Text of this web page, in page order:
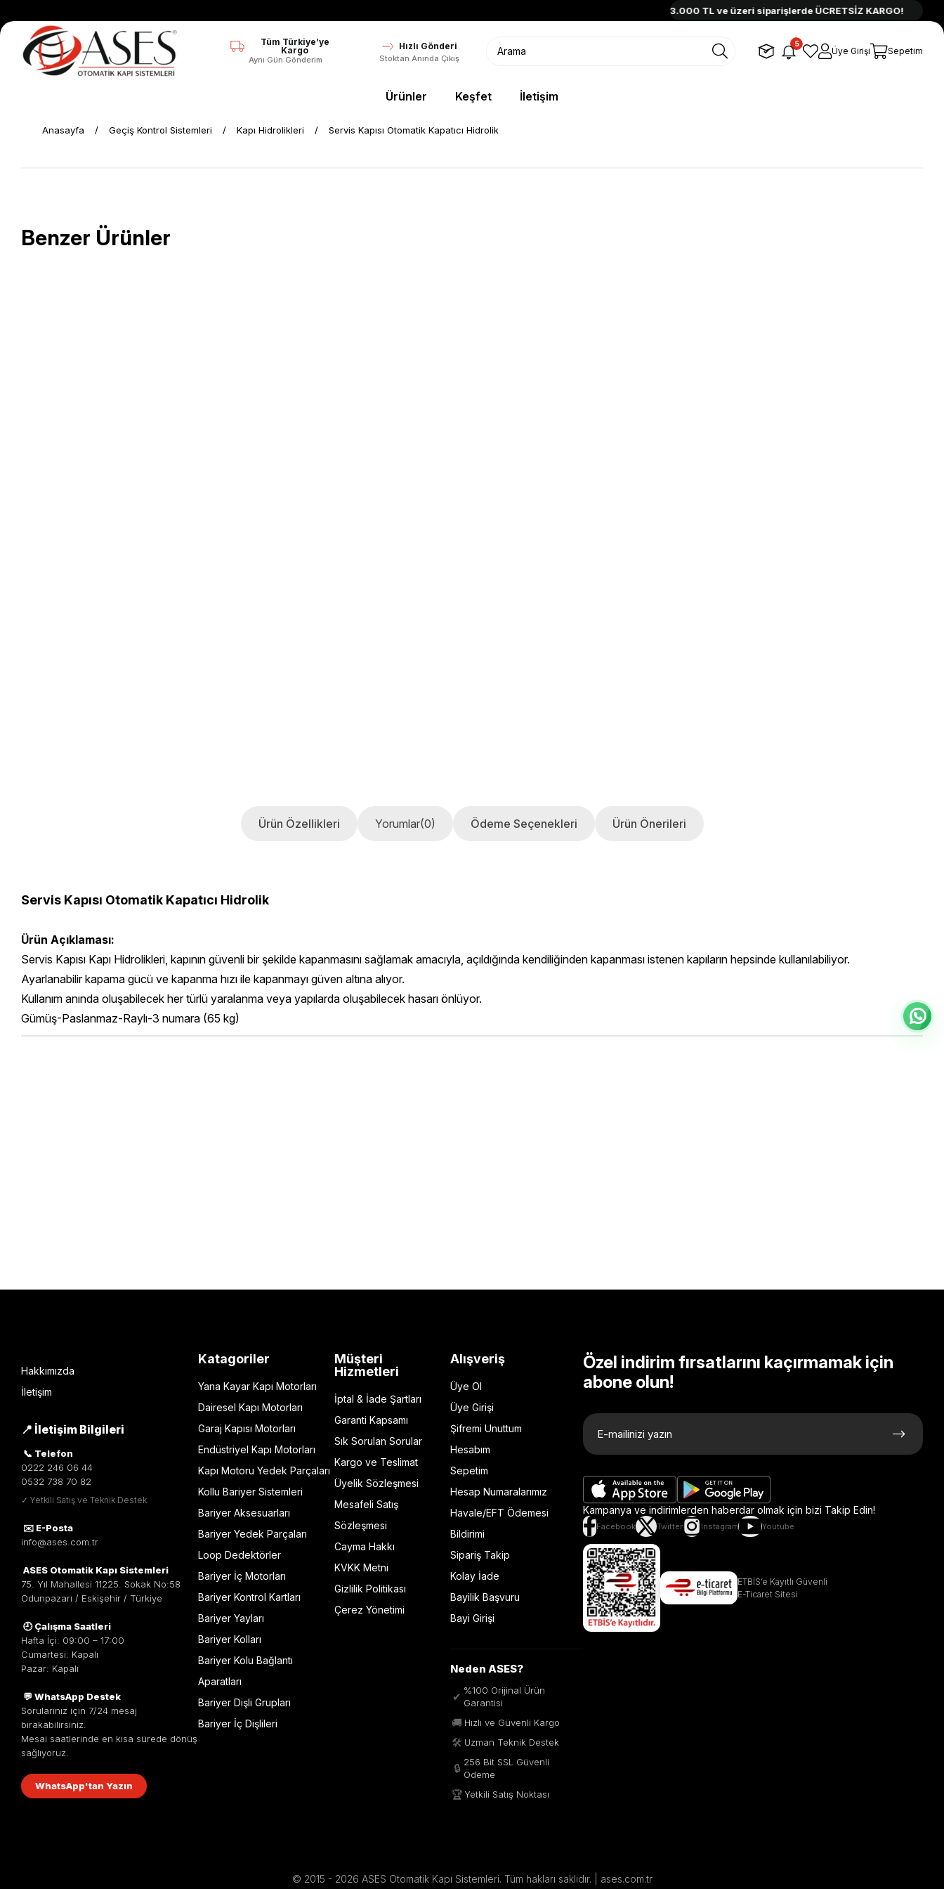
3.000 TL ve üzeri siparişlerde ÜCRETSİZ KARGO!
Tüm Türkiye’ye
Kargo
Aynı Gün Gönderim
Hızlı Gönderi
Stoktan Anında Çıkış
5
Üye Girişi Sepetim
Ürünler Keşfet İletişim
Anasayfa Geçiş Kontrol Sistemleri Kapı Hidrolikleri Servis Kapısı Otomatik Kapatıcı Hidrolik
Benzer Ürünler
Ürün Özellikleri Yorumlar(0) Ödeme Seçenekleri Ürün Önerileri
Servis Kapısı Otomatik Kapatıcı Hidrolik
Ürün Açıklaması:
Servis Kapısı Kapı Hidrolikleri, kapının güvenli bir şekilde kapanmasını sağlamak amacıyla, açıldığında kendiliğinden kapanması istenen kapıların hepsinde kullanılabiliyor.
Ayarlanabilir kapama gücü ve kapanma hızı ile kapanmayı güven altına alıyor.
Kullanım anında oluşabilecek her türlü yaralanma veya yapılarda oluşabilecek hasarı önlüyor.
Gümüş-Paslanmaz-Raylı-3 numara (65 kg)
Hakkımızda
İletişim
📍 İletişim Bilgileri
📞 Telefon
0222 246 06 44
0532 738 70 82
✓ Yetkili Satış ve Teknik Destek
✉️ E-Posta
info@ases.com.tr
ASES Otomatik Kapı Sistemleri
75. Yıl Mahallesi 11225. Sokak No:58
Odunpazarı / Eskişehir / Türkiye
🕘 Çalışma Saatleri
Hafta İçi: 09:00 – 17:00
Cumartesi: Kapalı
Pazar: Kapalı
💬 WhatsApp Destek
Sorularınız için 7/24 mesaj
bırakabilirsiniz.
Mesai saatlerinde en kısa sürede dönüş
sağlıyoruz.
WhatsApp'tan Yazın
Katagoriler
Yana Kayar Kapı Motorları
Dairesel Kapı Motorları
Garaj Kapısı Motorları
Endüstriyel Kapı Motorları
Kapı Motoru Yedek Parçaları
Kollu Bariyer Sistemleri
Bariyer Aksesuarları
Bariyer Yedek Parçaları
Loop Dedektörler
Bariyer İç Motorları
Bariyer Kontrol Kartları
Bariyer Yayları
Bariyer Kolları
Bariyer Kolu Bağlantı
Aparatları
Bariyer Dişli Grupları
Bariyer İç Dişlileri
Müşteri
Hizmetleri
İptal & İade Şartları
Garanti Kapsamı
Sık Sorulan Sorular
Kargo ve Teslimat
Üyelik Sözleşmesi
Mesafeli Satış
Sözleşmesi
Cayma Hakkı
KVKK Metni
Gizlilik Politikası
Çerez Yönetimi
Alışveriş
Üye Ol
Üye Girişi
Şifremi Unuttum
Hesabım
Sepetim
Hesap Numaralarımız
Havale/EFT Ödemesi
Bildirimi
Sipariş Takip
Kolay İade
Bayilik Başvuru
Bayi Girişi
Neden ASES?
✔ %100 Orijinal Ürün
Garantisi
🚚 Hızlı ve Güvenli Kargo
🛠️ Uzman Teknik Destek
🔒 256 Bit SSL Güvenli
Ödeme
🏆Yetkili Satış Noktası
Özel indirim fırsatlarını kaçırmamak için
abone olun!
Kampanya ve indirimlerden haberdar olmak için bizi Takip Edin!
Facebook Twitter Instagram Youtube
ETBİS’e Kayıtlı Güvenli
E-Ticaret Sitesi
© 2015 - 2026 ASES Otomatik Kapı Sistemleri. Tüm hakları saklıdır. | ases.com.tr